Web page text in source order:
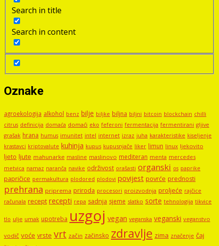
Search in title
Search in content
Oznake
agroekologija alkohol benz bilje biljke biljna biljni bitcoin blockchain chilli
citrus definicija domaća domaći eko feferoni fermentacija fermentirani gljive
grašak hrana humus imunitet intel internet izraz juha karakteristike kiseljenje
krastavci kriptovalute kuhinja kupus kupusnjače liker limun linux ljekovito
ljeto ljute mahunarke masline maslinovo mediteran menta mercedes
metvica namaz naranča navike održivost orašasti organski os paprike
papričice permakultura plodored plodovi povijest povrće prednosti
prehrana priprema priroda procesori proizvodnja proljeće rajčice
računala recept recepti repa sadnja sjeme slatko sorte tehnologija tikvice
tlo ulje umak upotreba uzgoj vegan veganska veganski veganstvo
vodič voće vrste vrt začin začinsko zdravlje zima značenje čaj